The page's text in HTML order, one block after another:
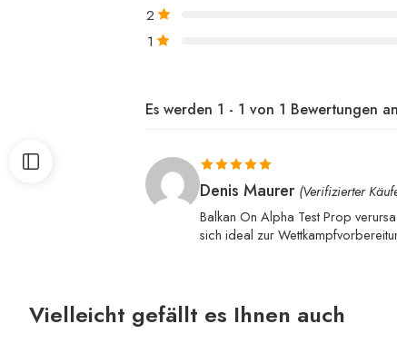
2
1
Es werden 1 - 1 von 1 Bewertungen
Bewertet mit
5 von 5
Denis Maurer (Verifizierter
Balkan On Alpha Test Prop
sich ideal zur
Vielleicht gefällt es Ihnen auch